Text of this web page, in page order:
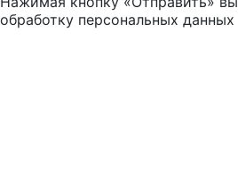
обработку персональных данных